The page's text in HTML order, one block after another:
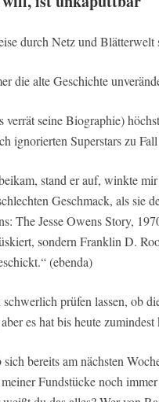
durch Netz und Blätterwelt
die alte Geschichte
verrät seine Biographie)
ignorierten Superstars zu
stand er auf, winkte
Geschmack, als sie
The Jesse Owens Story,
sondern Franklin D.
(ebenda)
prüfen lassen, ob
es hat bis heute
bereits am nächsten
Fundstücke noch